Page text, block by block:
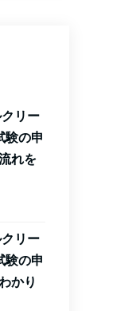
クリー
験の申
れを
クリー
験の申
かり